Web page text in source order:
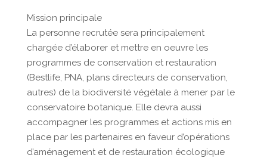
Mission principale
La personne recrutée sera principalement
chargée d’élaborer et mettre en oeuvre les
programmes de conservation et restauration
(Bestlife, PNA, plans directeurs de conservation,
autres) de la biodiversité végétale à mener par le
conservatoire botanique. Elle devra aussi
accompagner les programmes et actions mis en
place par les partenaires en faveur d’opérations
d’aménagement et de restauration écologique